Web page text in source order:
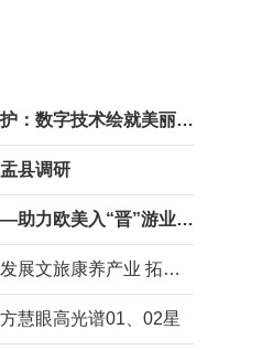
绿水青山“云”守护：数字技术绘就美丽山西新画卷
县调研
山西商务国旅——助力欧美入“晋”游业务进入快车道
忻州市五台县：发展文旅康养产业 拓宽村民增收路径
慧眼高光谱01、02星